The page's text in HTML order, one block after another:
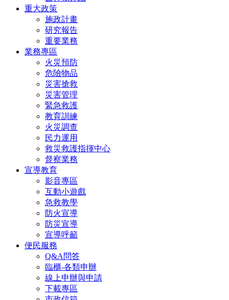
重大政策
施政計畫
研究報告
重要業務
業務專區
火災預防
危險物品
災害搶救
災害管理
緊急救護
教育訓練
火災調查
民力運用
救災救護指揮中心
督察業務
宣導教育
影音專區
互動小遊戲
急救教學
防火宣導
防災宣導
宣導呼籲
便民服務
Q&A問答
臨櫃-各類申辦
線上申辦與申請
下載專區